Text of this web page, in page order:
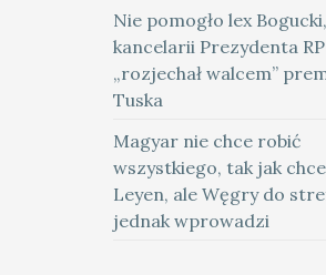
Nie pomogło lex
kancelarii Prezydenta
„rozjechał walcem”
Tuska
Magyar nie chce robić
wszystkiego, tak jak
Leyen, ale Węgry do
jednak wprowadzi